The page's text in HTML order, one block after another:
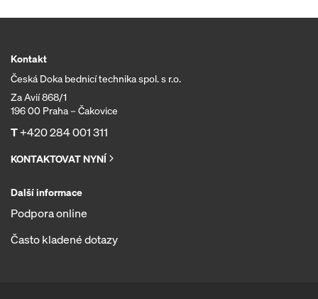
Kontakt
Česká Doka bednicí technika spol. s r.o.
Za Avií 868/1
196 00 Praha – Čakovice
T+420 284 001 311
KONTAKTOVAT NYNÍ
Další informace
Podpora online
Často kladené dotazy